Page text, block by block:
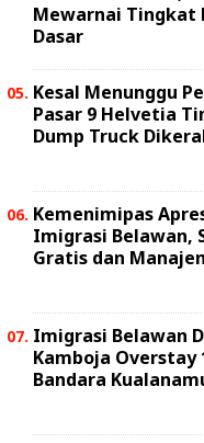
Mewarnai Tingkat
Dasar
Kesal Menunggu
Pasar 9 Helvetia
Dump Truck
Kemenimipas
Imigrasi Belawan,
Gratis dan
Imigrasi Belawan
Kamboja Overstay
Bandara